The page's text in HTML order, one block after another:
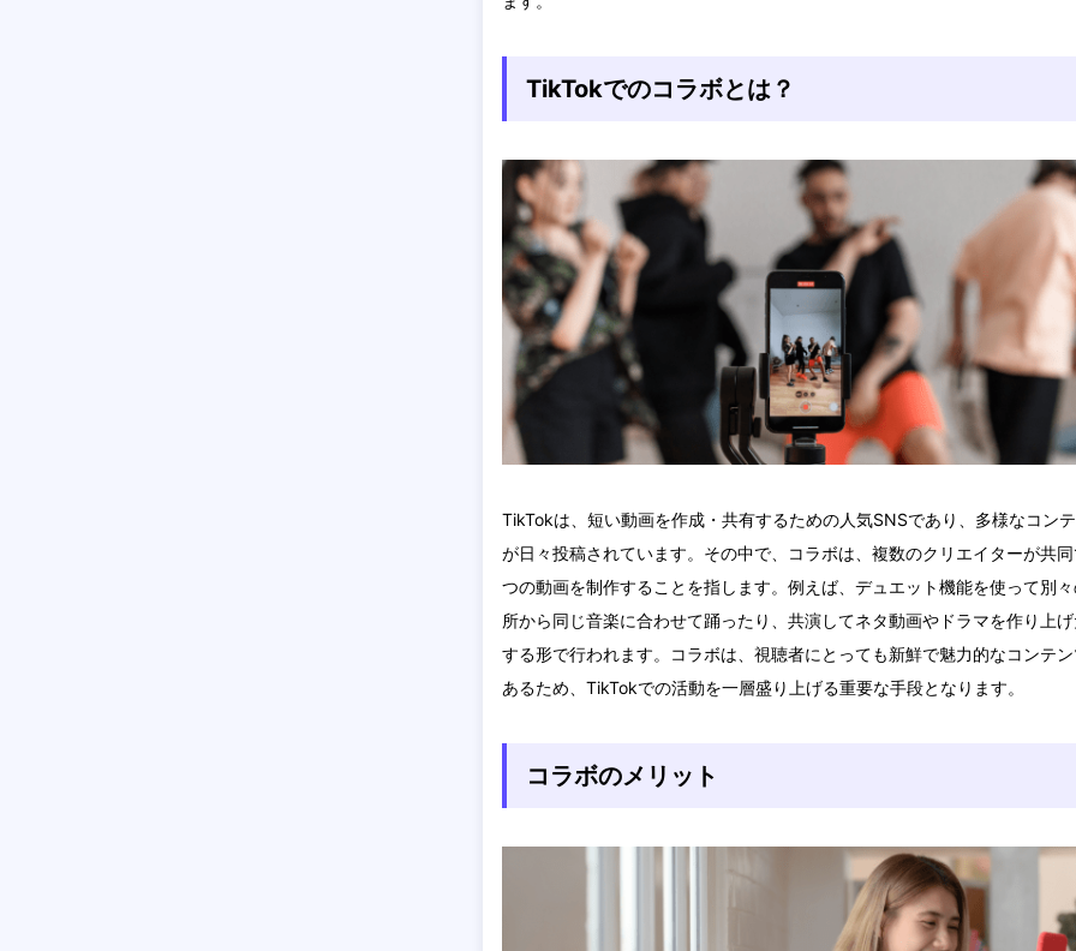
TikTokでのコラボとは？
TikTokは、短い動画を作成・共有するための人気SNSであり、多様なコン
が日々投稿されています。その中で、コラボは、複数のクリエイターが共
つの動画を制作することを指します。例えば、デュエット機能を使って別
所から同じ音楽に合わせて踊ったり、共演してネタ動画やドラマを作り上
する形で行われます。コラボは、視聴者にとっても新鮮で魅力的なコンテ
あるため、TikTokでの活動を一層盛り上げる重要な手段となります。
コラボのメリット